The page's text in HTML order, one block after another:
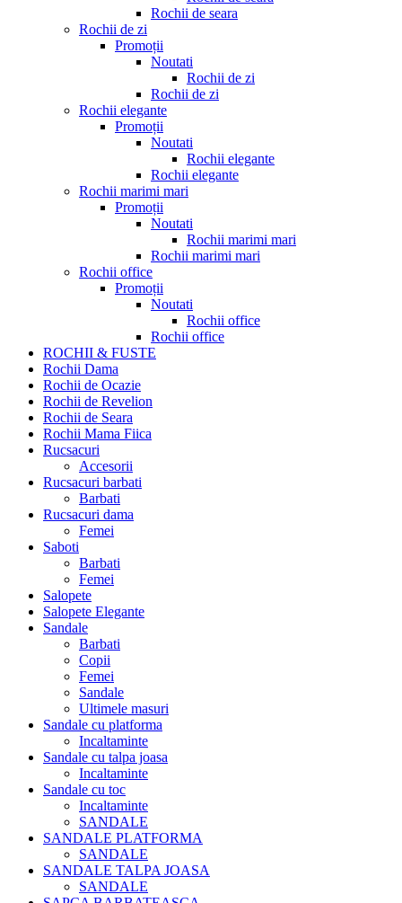
Rochii de seara
Rochii de zi
Promoții
Noutati
Rochii de zi
Rochii de zi
Rochii elegante
Promoții
Noutati
Rochii elegante
Rochii elegante
Rochii marimi mari
Promoții
Noutati
Rochii marimi mari
Rochii marimi mari
Rochii office
Promoții
Noutati
Rochii office
Rochii office
ROCHII & FUSTE
Rochii Dama
Rochii de Ocazie
Rochii de Revelion
Rochii de Seara
Rochii Mama Fiica
Rucsacuri
Accesorii
Rucsacuri barbati
Barbati
Rucsacuri dama
Femei
Saboti
Barbati
Femei
Salopete
Salopete Elegante
Sandale
Barbati
Copii
Femei
Sandale
Ultimele masuri
Sandale cu platforma
Incaltaminte
Sandale cu talpa joasa
Incaltaminte
Sandale cu toc
Incaltaminte
SANDALE
SANDALE PLATFORMA
SANDALE
SANDALE TALPA JOASA
SANDALE